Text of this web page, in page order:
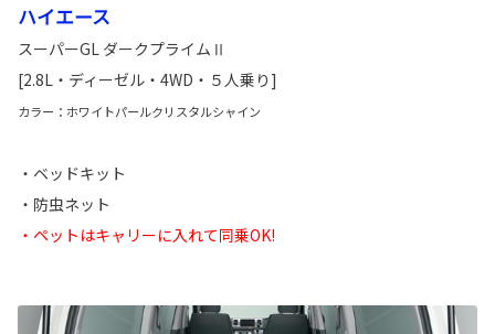
ハイエース
スーパーGL ダークプライムⅡ
[2.8L・ディーゼル・4WD・５人乗り]
カラー：ホワイトパールクリスタルシャイン
・ベッドキット
・防虫ネット
・ペットはキャリーに入れて同乗OK!